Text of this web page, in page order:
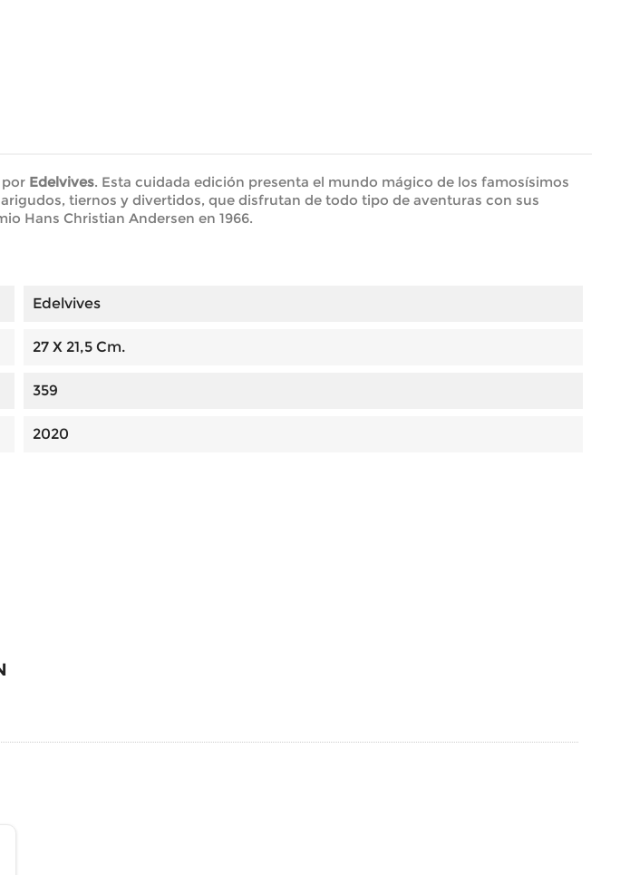
Edelvives. Esta cuidada edición presenta el mundo mágico de los famosísimos
tiernos y divertidos, que disfrutan de todo tipo de aventuras con sus
Hans Christian Andersen en 1966.
Edelvives
27 X 21,5 Cm.
359
2020